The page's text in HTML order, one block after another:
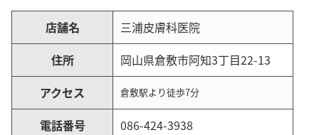
店舗名
三浦皮膚科医院
住所
岡山県倉敷市阿知3丁目22-13
アクセス
倉敷駅より徒歩7分
電話番号 086-424-3938